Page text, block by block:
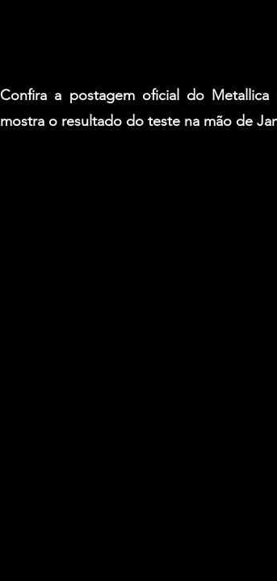
Confira a postagem oficial do
mostra o resultado do teste na mão de